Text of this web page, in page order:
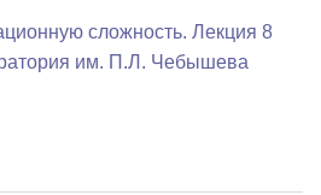
сложность. Лекция 8
им. П.Л. Чебышева